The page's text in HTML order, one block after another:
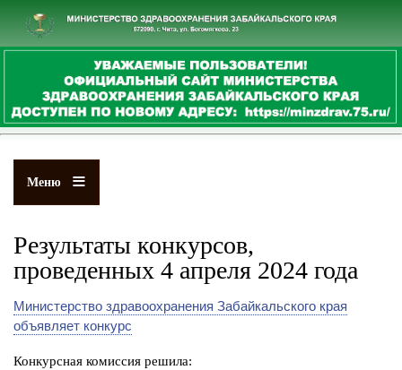
к
основному
содержанию
Меню
Результаты конкурсов,
проведенных 4 апреля 2024 года
Министерство здравоохранения Забайкальского края
объявляет конкурс
Конкурсная комиссия решила: